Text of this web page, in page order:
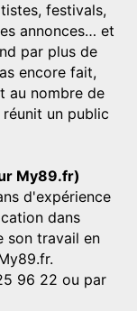
festivals,
annonces… et
par plus de
encore fait,
au nombre de
un public
My89.fr)
d'expérience
dans
son travail en
96 22 ou par